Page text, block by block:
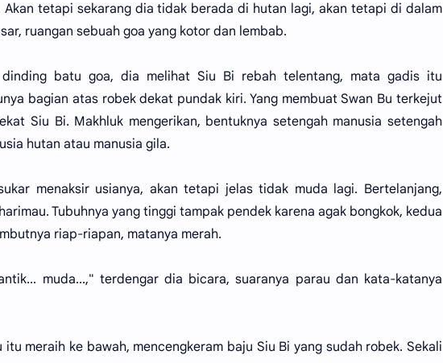
Akan tetapi sekarang dia tidak berada di hutan lagi, akan tetapi di dalam
ruangan sebuah goa yang kotor dan lembab.
batu goa, dia melihat Siu Bi rebah telentang, mata gadis itu
bagian atas robek dekat pundak kiri. Yang membuat Swan Bu terkejut
Siu Bi. Makhluk mengerikan, bentuknya setengah manusia setengah
hutan atau manusia gila.
menaksir usianya, akan tetapi jelas tidak muda lagi. Bertelanjang,
Tubuhnya yang tinggi tampak pendek karena agak bongkok, kedua
riap-riapan, matanya merah.
muda...," terdengar dia bicara, suaranya parau dan kata-katanya
meraih ke bawah, mencengkeram baju Siu Bi yang sudah robek. Sekali